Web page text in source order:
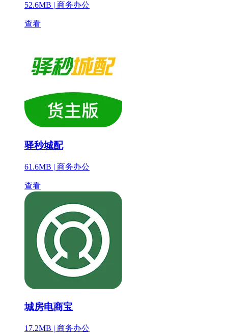
52.6MB | 商务办公
查看
驿秒城配
61.6MB | 商务办公
查看
城房电商宝
17.2MB | 商务办公